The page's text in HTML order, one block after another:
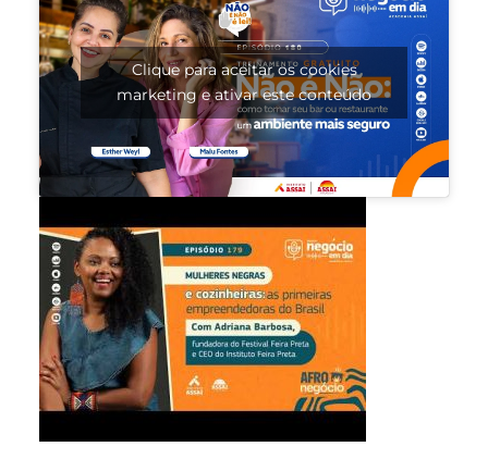
Clique para aceitar os cookies
marketing e ativar este conteúdo